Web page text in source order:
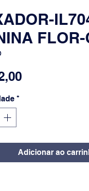
FLOR-
Preço
*
Adicionar ao